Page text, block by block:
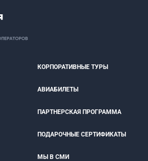
КОРПОРАТИВНЫЕ ТУРЫ
АВИАБИЛЕТЫ
ПАРТНЕРСКАЯ ПРОГРАММА
ПОДАРОЧНЫЕ СЕРТИФИКАТЫ
МЫ В СМИ